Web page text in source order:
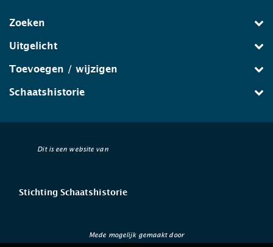
Zoeken
Uitgelicht
Toevoegen / wijzigen
Schaatshistorie
Dit is een website van
Stichting Schaatshistorie
Mede mogelijk gemaakt door